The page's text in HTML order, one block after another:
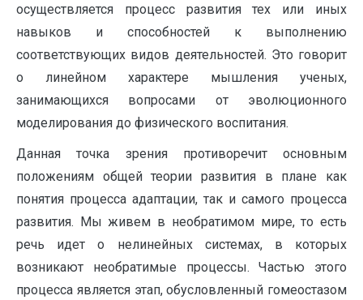
осуществляется процесс развития тех или иных
навыков и способностей к выполнению
соответствующих видов деятельностей. Это говорит
о линейном характере мышления ученых,
занимающихся вопросами от эволюционного
моделирования до физического воспитания.
Данная точка зрения противоречит основным
положениям общей теории развития в плане как
понятия процесса адаптации, так и самого процесса
развития. Мы живем в необратимом мире, то есть
речь идет о нелинейных системах, в которых
возникают необратимые процессы. Частью этого
процесса является этап, обусловленный гомеостазом